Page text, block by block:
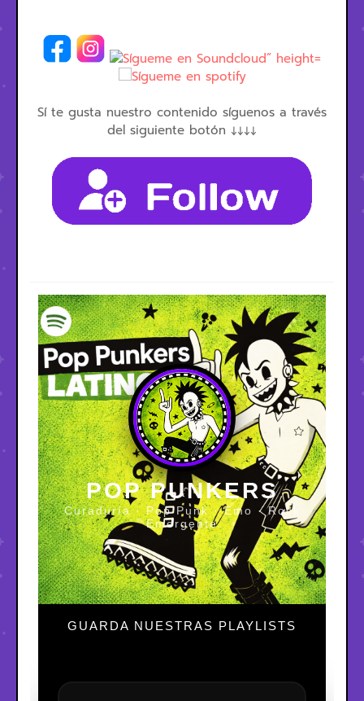
Sí te gusta nuestro contenido síguenos a través
del siguiente botón ↓↓↓↓
POP PUNKERS
Curaduría · Pop Punk · Emo · Rock
Emergente
GUARDA NUESTRAS PLAYLISTS